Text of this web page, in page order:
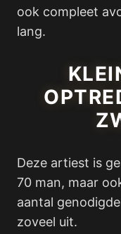
ook compleet
lang.
Deze artiest is
70 man, maar
aantal
zoveel uit.